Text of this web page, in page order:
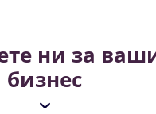
ни за
бизнес